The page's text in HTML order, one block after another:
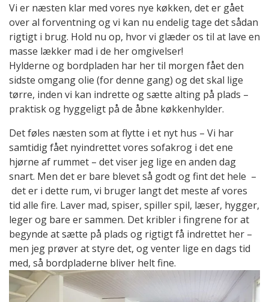
Vi er næsten klar med vores nye køkken, det er gået
over al forventning og vi kan nu endelig tage det sådan
rigtigt i brug. Hold nu op, hvor vi glæder os til at lave en
masse lækker mad i de her omgivelser!
Hylderne og bordpladen har her til morgen fået den
sidste omgang olie (for denne gang) og det skal lige
tørre, inden vi kan indrette og sætte alting på plads –
praktisk og hyggeligt på de åbne køkkenhylder.
Det føles næsten som at flytte i et nyt hus – Vi har
samtidig fået nyindrettet vores sofakrog i det ene
hjørne af rummet – det viser jeg lige en anden dag
snart. Men det er bare blevet så godt og fint det hele –
det er i dette rum, vi bruger langt det meste af vores
tid alle fire. Laver mad, spiser, spiller spil, læser, hygger,
leger og bare er sammen. Det kribler i fingrene for at
begynde at sætte på plads og rigtigt få indrettet her –
men jeg prøver at styre det, og venter lige en dags tid
med, så bordpladerne bliver helt fine.